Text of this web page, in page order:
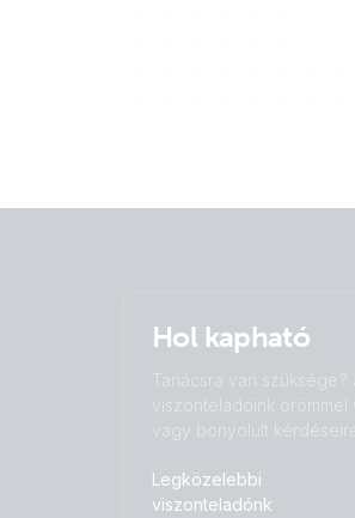
Hol kapható
Tanácsra van
viszonteladóink
vagy bonyolult
Legközelebbi
viszonteladónk